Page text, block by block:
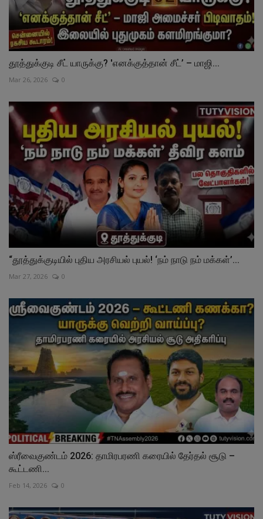
தூத்துக்குடி சீட் யாருக்கு? 'எனக்குத்தான் சீட்’ – மாஜி...
Mar 26, 2026 0
“தூத்துக்குடியில் புதிய அரசியல் புயல்! ‘நம் நாடு நம் மக்கள்’...
Mar 27, 2026 0
ஸ்ரீவைகுண்டம் 2026: தாமிரபரணி கரையில் தேர்தல் சூடு –
கூட்டணி...
Feb 14, 2026 0